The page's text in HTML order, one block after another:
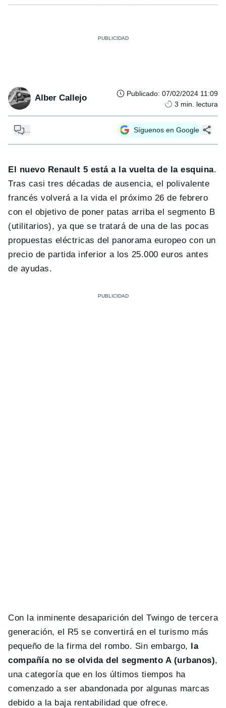
Alber Callejo Publicado: 07/02/2024 11:09
3 min. lectura
Síguenos en Google
El nuevo Renault 5 está a la vuelta de la esquina.
Tras casi tres décadas de ausencia, el polivalente
francés volverá a la vida el próximo 26 de febrero
con el objetivo de poner patas arriba el segmento B
(utilitarios), ya que se tratará de una de las pocas
propuestas eléctricas del panorama europeo con un
precio de partida inferior a los 25.000 euros antes
de ayudas.
Con la inminente desaparición del Twingo de tercera
generación, el R5 se convertirá en el turismo más
pequeño de la firma del rombo. Sin embargo, la
compañía no se olvida del segmento A (urbanos),
una categoría que en los últimos tiempos ha
comenzado a ser abandonada por algunas marcas
debido a la baja rentabilidad que ofrece.